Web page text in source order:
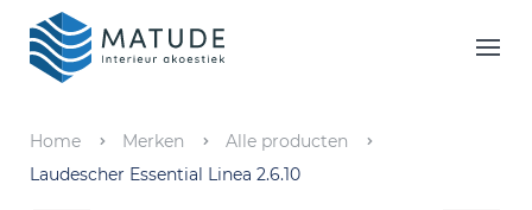
Home
Merken
Inspiratie & Tools
Home Merken
Alle producten
Laudescher Essential Linea 2.6.10